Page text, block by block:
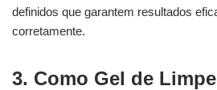
definidos que garantem resultados
corretamente.
3. Como Gel de